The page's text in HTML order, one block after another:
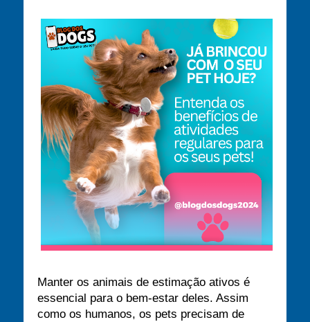
Manter os animais de estimação ativos é
essencial para o bem-estar deles. Assim
como os humanos, os pets precisam de